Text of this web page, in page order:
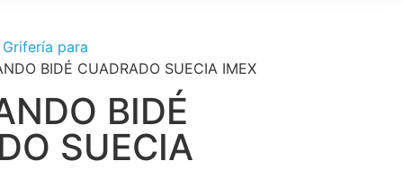
Grifería para
BIDÉ CUADRADO SUECIA IMEX
BIDÉ
SUECIA